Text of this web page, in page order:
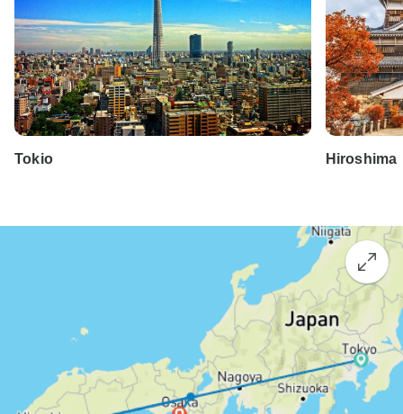
Tokio Hiroshima